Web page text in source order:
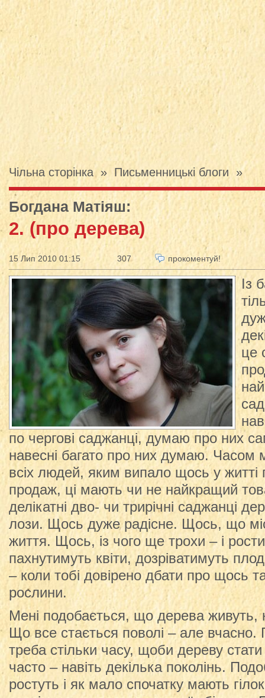
Чільна сторінка» Письменницькі блоги »
Богдана Матіяш:
2. (про дерева)
15 Лип 2010 01:15 307 прокоментуй!
Із
це
по чергові саджанці, думаю про них
навесні багато про них думаю. Часом
всіх людей, яким випало щось у житті
продаж, ці мають чи не найкращий
делікатні дво- чи трирічні саджанці
лози. Щось дуже радісне. Щось, що
життя. Щось, із чого ще трохи – і
пахнутимуть квіти, дозріватимуть
– коли тобі довірено дбати про щось
рослини.
Мені подобається, що дерева живуть,
Що все стається поволі – але
треба стільки часу, щоби дереву
часто – навіть декілька поколінь.
ростуть і як мало спочатку мають